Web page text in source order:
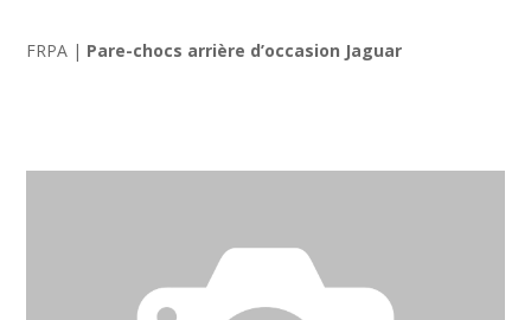
FRPA | Pare-chocs arrière d’occasion Jaguar